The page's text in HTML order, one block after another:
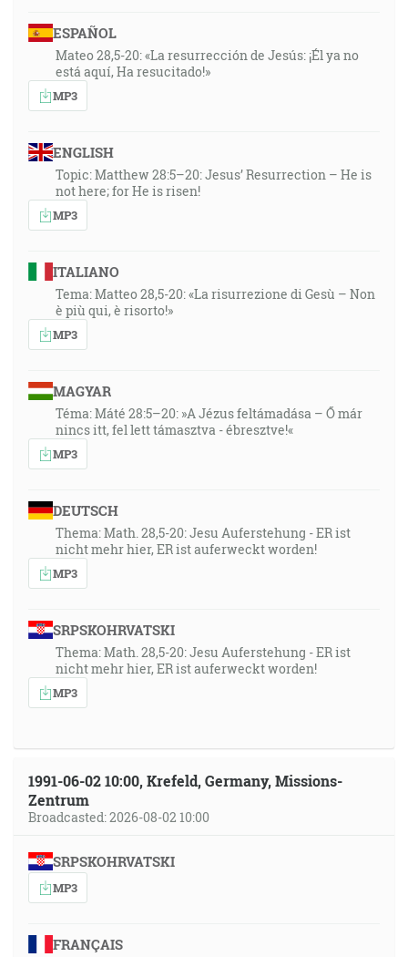
ESPAÑOL
Mateo 28,5-20: «La resurrección de Jesús: ¡Él ya no
está aquí, Ha resucitado!»
MP3
ENGLISH
Topic: Matthew 28:5–20: Jesus’ Resurrection – He is
not here; for He is risen!
MP3
ITALIANO
Tema: Matteo 28,5-20: «La risurrezione di Gesù – Non
è più qui, è risorto!»
MP3
MAGYAR
Téma: Máté 28:5–20: »A Jézus feltámadása – Ő már
nincs itt, fel lett támasztva - ébresztve!«
MP3
DEUTSCH
Thema: Math. 28,5-20: Jesu Auferstehung - ER ist
nicht mehr hier, ER ist auferweckt worden!
MP3
SRPSKOHRVATSKI
Thema: Math. 28,5-20: Jesu Auferstehung - ER ist
nicht mehr hier, ER ist auferweckt worden!
MP3
1991-06-02 10:00, Krefeld, Germany, Missions-
Zentrum
Broadcasted: 2026-08-02 10:00
SRPSKOHRVATSKI
MP3
FRANÇAIS